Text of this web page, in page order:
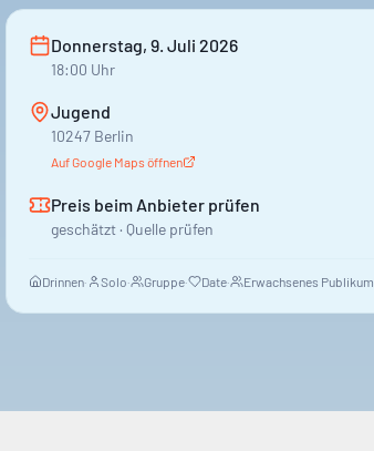
Donnerstag, 9. Juli 2026
18:00 Uhr
Jugend
10247 Berlin
Auf Google Maps öffnen
Preis beim Anbieter prüfen
geschätzt · Quelle prüfen
Drinnen· Solo· Gruppe· Date· Erwachsenes Publikum